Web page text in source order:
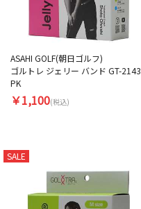
ASAHI GOLF(朝日ゴルフ)
ゴルトレ ジェリー バンド GT-2143
PK
￥1,100(税込)
SALE